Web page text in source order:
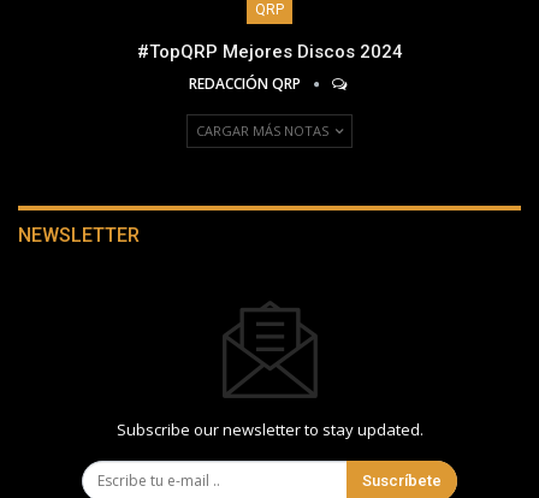
QRP
#TopQRP Mejores Discos 2024
REDACCIÓN QRP
CARGAR MÁS NOTAS
NEWSLETTER
Subscribe our newsletter to stay updated.
Suscríbete